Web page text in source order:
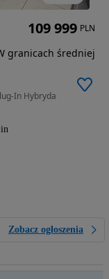
In Hybryda
Zobacz ogłoszenia
109 999 PLN
granicach średniej